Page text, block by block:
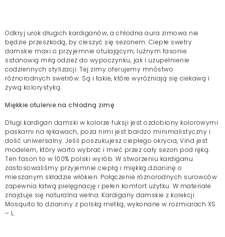
Odkryj urok długich kardiganów, a chłodna aura zimowa nie
będzie przeszkodą, by cieszyć się sezonem. Ciepłe swetry
damskie maxi o przyjemnie otulającym, luźnym fasonie
sstanowią miłą odzież do wypoczynku, jak i uzupełnienie
codziennych stylizacji. Tej zimy oferujemy mnóstwo
różnorodnych swetrów. Są i takie, które wyróżniają się ciekawą i
żywą kolorystyką.
Miękkie otulenie na chłodną zimę
Długi kardigan damski w kolorze fuksji jest ozdobiony kolorowymi
paskami na rękawach, poza nimi jest bardzo minimalistyczny i
dość uniwersalny. Jeśli poszukujesz ciepłego okrycia, Vind jest
modelem, który warto wybrać i mieć przez cały sezon pod ręką.
Ten fason to w 100% polski wyrób. W stworzeniu kardiganu
zastosowaliśmy przyjemnie ciepłą i miękką dzianinę o
mieszanym składzie włókien. Połączenie różnorodnych surowców
zapewnia łatwą pielęgnację i pełen komfort użytku. W materiale
znajduje się naturalna wełna. Kardigany damskie z kolekcji
Mosquito to dzianiny z polską metką, wykonane w rozmiarach XS
– L.